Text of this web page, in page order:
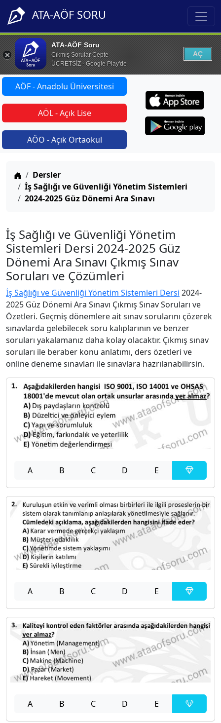
ATA-AÖF SORU
ATA-AÖF Soru
Çıkmış Sorular Cepte
ÜCRETSİZ - Google Play'de
AÇ
AÖF - Anadolu Üniversitesi
AÖL - Açık Lise
AÖO - Açık Ortaokul
Anasayfa
Dersler
İş Sağlığı ve Güvenliği Yönetim Sistemleri
2024-2025 Güz Dönemi Ara Sınavı
İş Sağlığı ve Güvenliği Yönetim
Sistemleri Dersi 2024-2025 Güz
Dönemi Ara Sınavı Çıkmış Sınav
Soruları ve Çözümleri
İş Sağlığı ve Güvenliği Yönetim Sistemleri Dersi 2024-
2025 Güz Dönemi Ara Sınavı Çıkmış Sınav Soruları ve
Özetleri. Geçmiş dönemlere ait sınav sorularını çözerek
sınavlarda gelebilecek soru kalıplarının ve benzer
soruları yakalamanız daha kolay olacaktır. Çıkmış sınav
soruları ile beraber konu anlatımı, ders özetleri ve
online deneme sınavları ile sınavlara hazrılanabilirsin.
A B C D E
A B C D E
A B C D E